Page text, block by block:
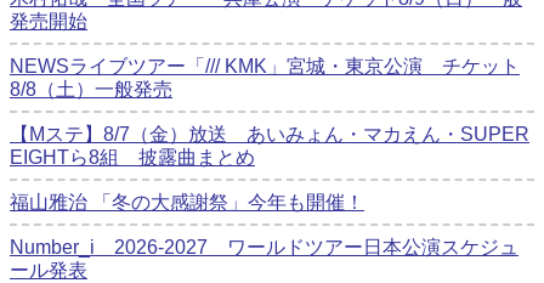
発売開始
NEWSライブツアー「/// KMK」宮城・東京公演 チケット
8/8（土）一般発売
【Mステ】8/7（金）放送 あいみょん・マカえん・SUPER
EIGHTら8組 披露曲まとめ
福山雅治 「冬の⼤感謝祭」今年も開催！
Number_i 2026‐2027 ワールドツアー日本公演スケジュ
ール発表